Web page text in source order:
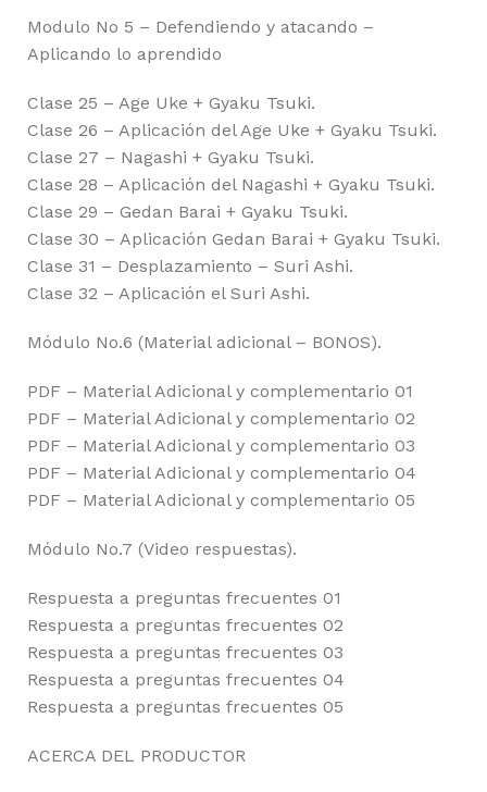
Modulo No 5 – Defendiendo y atacando –
Aplicando lo aprendido
Clase 25 – Age Uke + Gyaku Tsuki.
Clase 26 – Aplicación del Age Uke + Gyaku Tsuki.
Clase 27 – Nagashi + Gyaku Tsuki.
Clase 28 – Aplicación del Nagashi + Gyaku Tsuki.
Clase 29 – Gedan Barai + Gyaku Tsuki.
Clase 30 – Aplicación Gedan Barai + Gyaku Tsuki.
Clase 31 – Desplazamiento – Suri Ashi.
Clase 32 – Aplicación el Suri Ashi.
Módulo No.6 (Material adicional – BONOS).
PDF – Material Adicional y complementario 01
PDF – Material Adicional y complementario 02
PDF – Material Adicional y complementario 03
PDF – Material Adicional y complementario 04
PDF – Material Adicional y complementario 05
Módulo No.7 (Video respuestas).
Respuesta a preguntas frecuentes 01
Respuesta a preguntas frecuentes 02
Respuesta a preguntas frecuentes 03
Respuesta a preguntas frecuentes 04
Respuesta a preguntas frecuentes 05
ACERCA DEL PRODUCTOR